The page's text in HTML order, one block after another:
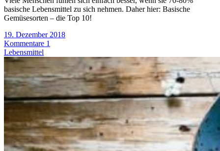
basische Lebensmittel zu sich nehmen. Daher hier: Basische
Gemüsesorten – die Top 10!
19. Dezember 2018
Kommentare 1
Lebensmittel